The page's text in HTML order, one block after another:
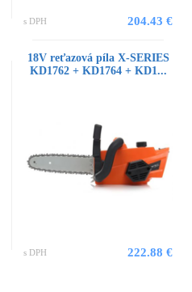
s DPH 204.43 €
18V reťazová píla X-SERIES
KD1762 + KD1764 + KD1...
s DPH 222.88 €